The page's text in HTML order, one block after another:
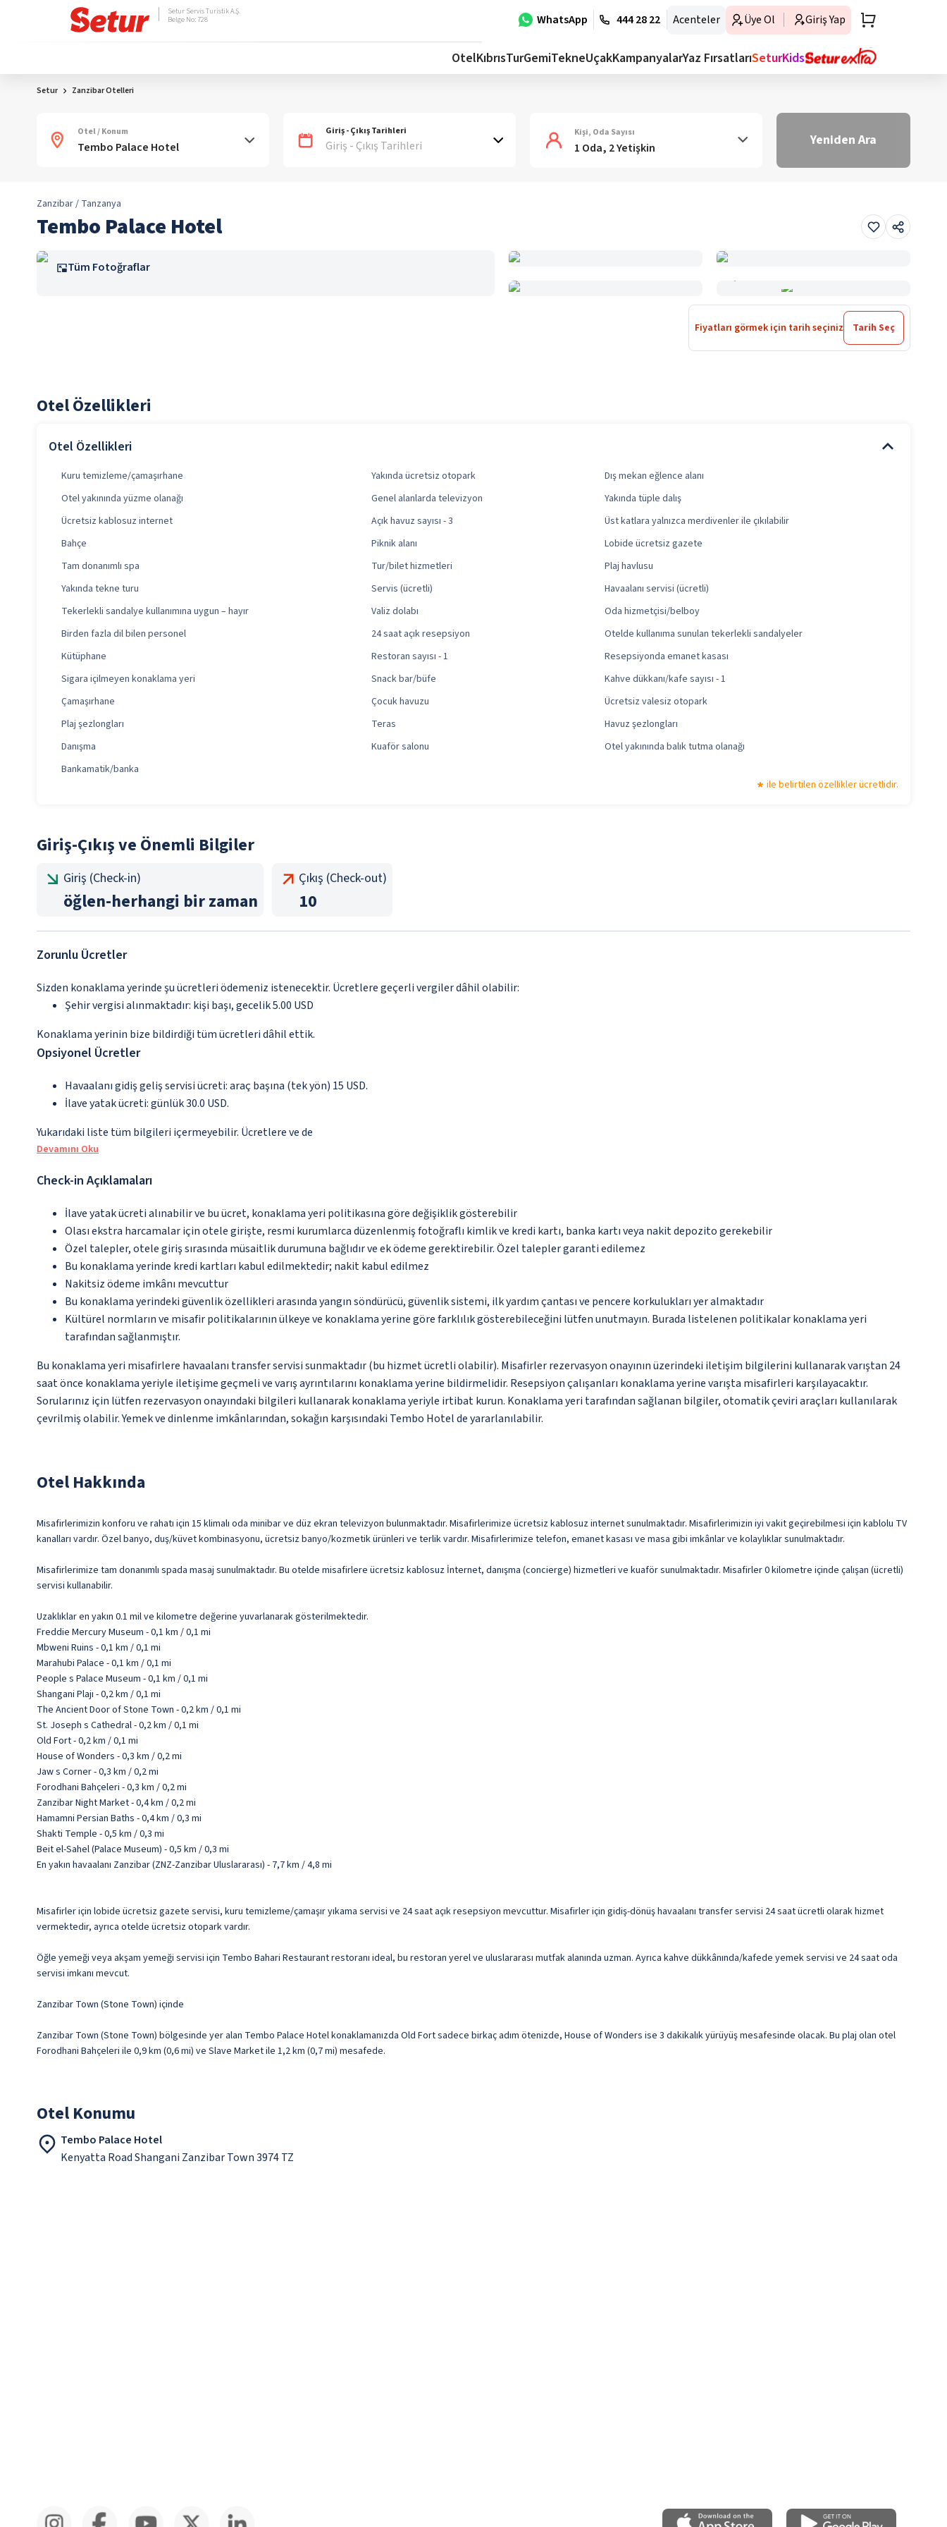
WhatsApp 444 28 22 Acenteler Üye Ol Giriş Yap
Setur Servis Turistik A.Ş.
Belge No: 728
OtelKıbrısTurGemiTekneUçakKampanyalarYaz FırsatlarıSeturKids
Setur Zanzibar Otelleri
Otel / Konum Giriş - Çıkış Tarihleri
Giriş - Çıkış Tarihleri
Kişi, Oda Sayısı
1 Oda, 2 Yetişkin Yeniden Ara
Zanzibar / Tanzanya
Tembo Palace Hotel
Tüm Fotoğraflar
Fiyatları görmek için tarih seçiniz Tarih Seç
Otel Özellikleri
Otel Özellikleri
Kuru temizleme/çamaşırhane Yakında ücretsiz otopark
Dış mekan eğlence alanı
Otel yakınında yüzme olanağı
Genel alanlarda televizyon
Yakında tüple dalış
Ücretsiz kablosuz internet
Açık havuz sayısı - 3
Üst katlara yalnızca merdivenler ile çıkılabilir
Bahçe
Piknik alanı
Lobide ücretsiz gazete
Tam donanımlı spa
Tur/bilet hizmetleri
Plaj havlusu
Yakında tekne turu
Servis (ücretli)
Havaalanı servisi (ücretli)
Tekerlekli sandalye kullanımına uygun – hayır
Valiz dolabı
Oda hizmetçisi/belboy
Birden fazla dil bilen personel
24 saat açık resepsiyon
Otelde kullanıma sunulan tekerlekli sandalyeler
Kütüphane
Restoran sayısı - 1
Resepsiyonda emanet kasası
Sigara içilmeyen konaklama yeri
Snack bar/büfe
Kahve dükkanı/kafe sayısı - 1
Çamaşırhane
Çocuk havuzu
Ücretsiz valesiz otopark
Plaj şezlongları
Teras
Havuz şezlongları
Danışma
Kuaför salonu
Otel yakınında balık tutma olanağı
Bankamatik/banka
ile belirtilen özellikler ücretlidir.
Giriş-Çıkış ve Önemli Bilgiler
Giriş (Check-in)
öğlen-herhangi bir zaman
Çıkış (Check-out)
10
Zorunlu Ücretler
Sizden konaklama yerinde şu ücretleri ödemeniz istenecektir. Ücretlere geçerli vergiler dâhil olabilir:
Şehir vergisi alınmaktadır: kişi başı, gecelik 5.00 USD
Konaklama yerinin bize bildirdiği tüm ücretleri dâhil ettik.
Opsiyonel Ücretler
Havaalanı gidiş geliş servisi ücreti: araç başına (tek yön) 15 USD.
İlave yatak ücreti: günlük 30.0 USD.
Yukarıdaki liste tüm bilgileri içermeyebilir. Ücretlere ve de
Devamını Oku
Check-in Açıklamaları
İlave yatak ücreti alınabilir ve bu ücret, konaklama yeri politikasına göre değişiklik gösterebilir
Olası ekstra harcamalar için otele girişte, resmi kurumlarca düzenlenmiş fotoğraflı kimlik ve kredi kartı, banka kartı veya nakit depozito gerekebilir
Özel talepler, otele giriş sırasında müsaitlik durumuna bağlıdır ve ek ödeme gerektirebilir. Özel talepler garanti edilemez
Bu konaklama yerinde kredi kartları kabul edilmektedir; nakit kabul edilmez
Nakitsiz ödeme imkânı mevcuttur
Bu konaklama yerindeki güvenlik özellikleri arasında yangın söndürücü, güvenlik sistemi, ilk yardım çantası ve pencere korkulukları yer almaktadır
Kültürel normların ve misafir politikalarının ülkeye ve konaklama yerine göre farklılık gösterebileceğini lütfen unutmayın. Burada listelenen politikalar konaklama yeri
tarafından sağlanmıştır.
Bu konaklama yeri misafirlere havaalanı transfer servisi sunmaktadır (bu hizmet ücretli olabilir). Misafirler rezervasyon onayının üzerindeki iletişim bilgilerini kullanarak varıştan 24
saat önce konaklama yeriyle iletişime geçmeli ve varış ayrıntılarını konaklama yerine bildirmelidir. Resepsiyon çalışanları konaklama yerine varışta misafirleri karşılayacaktır.
Sorularınız için lütfen rezervasyon onayındaki bilgileri kullanarak konaklama yeriyle irtibat kurun. Konaklama yeri tarafından sağlanan bilgiler, otomatik çeviri araçları kullanılarak
çevrilmiş olabilir. Yemek ve dinlenme imkânlarından, sokağın karşısındaki Tembo Hotel de yararlanılabilir.
Otel Hakkında
Misafirlerimizin konforu ve rahatı için 15 klimalı oda minibar ve düz ekran televizyon bulunmaktadır. Misafirlerimize ücretsiz kablosuz internet sunulmaktadır. Misafirlerimizin iyi vakit geçirebilmesi için kablolu TV
kanalları vardır. Özel banyo, duş/küvet kombinasyonu, ücretsiz banyo/kozmetik ürünleri ve terlik vardır. Misafirlerimize telefon, emanet kasası ve masa gibi imkânlar ve kolaylıklar sunulmaktadır.
Misafirlerimize tam donanımlı spada masaj sunulmaktadır. Bu otelde misafirlere ücretsiz kablosuz İnternet, danışma (concierge) hizmetleri ve kuaför sunulmaktadır. Misafirler 0 kilometre içinde çalışan (ücretli)
servisi kullanabilir.
Uzaklıklar en yakın 0.1 mil ve kilometre değerine yuvarlanarak gösterilmektedir.
Freddie Mercury Museum - 0,1 km / 0,1 mi
Mbweni Ruins - 0,1 km / 0,1 mi
Marahubi Palace - 0,1 km / 0,1 mi
People s Palace Museum - 0,1 km / 0,1 mi
Shangani Plajı - 0,2 km / 0,1 mi
The Ancient Door of Stone Town - 0,2 km / 0,1 mi
St. Joseph s Cathedral - 0,2 km / 0,1 mi
Old Fort - 0,2 km / 0,1 mi
House of Wonders - 0,3 km / 0,2 mi
Jaw s Corner - 0,3 km / 0,2 mi
Forodhani Bahçeleri - 0,3 km / 0,2 mi
Zanzibar Night Market - 0,4 km / 0,2 mi
Hamamni Persian Baths - 0,4 km / 0,3 mi
Shakti Temple - 0,5 km / 0,3 mi
Beit el-Sahel (Palace Museum) - 0,5 km / 0,3 mi
En yakın havaalanı Zanzibar (ZNZ-Zanzibar Uluslararası) - 7,7 km / 4,8 mi
Misafirler için lobide ücretsiz gazete servisi, kuru temizleme/çamaşır yıkama servisi ve 24 saat açık resepsiyon mevcuttur. Misafirler için gidiş-dönüş havaalanı transfer servisi 24 saat ücretli olarak hizmet
vermektedir, ayrıca otelde ücretsiz otopark vardır.
Öğle yemeği veya akşam yemeği servisi için Tembo Bahari Restaurant restoranı ideal, bu restoran yerel ve uluslararası mutfak alanında uzman. Ayrıca kahve dükkânında/kafede yemek servisi ve 24 saat oda
servisi imkanı mevcut.
Zanzibar Town (Stone Town) içinde
Zanzibar Town (Stone Town) bölgesinde yer alan Tembo Palace Hotel konaklamanızda Old Fort sadece birkaç adım ötenizde, House of Wonders ise 3 dakikalık yürüyüş mesafesinde olacak. Bu plaj olan otel
Forodhani Bahçeleri ile 0,9 km (0,6 mi) ve Slave Market ile 1,2 km (0,7 mi) mesafede.
Otel Konumu
Tembo Palace Hotel
Kenyatta Road Shangani Zanzibar Town 3974 TZ